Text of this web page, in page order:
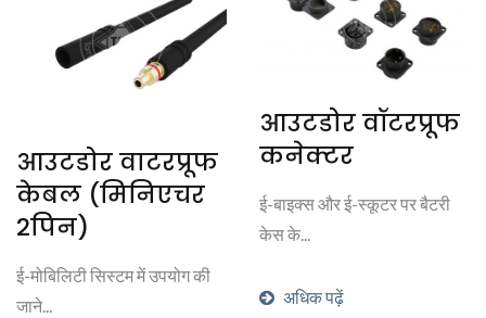
आउटडोर वाटरप्रूफ
केबल (मिनिएचर
2पिन)
ई-मोबिलिटी सिस्टम में उपयोग की
जाने...
आउटडोर वॉटरप्रूफ
कनेक्टर
ई-बाइक्स और ई-स्कूटर पर बैटरी
केस के...
अधिक पढ़ें